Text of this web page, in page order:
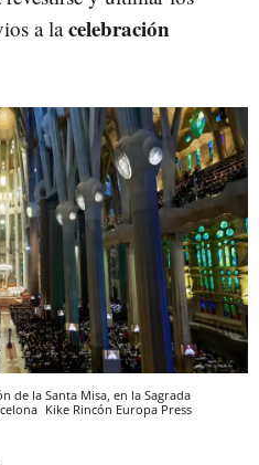
a lacelebración
de la Santa Misa, en la Sagrada
Kike Rincón Europa Press